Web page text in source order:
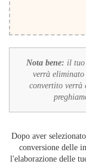
Nota bene: il tuo
verrà
convertito verrà
Dopo aver
conversione delle
l'elaborazione delle